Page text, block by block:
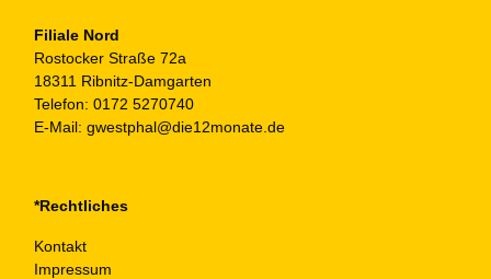
Filiale Nord
Rostocker Straße 72a
18311 Ribnitz-Damgarten
Telefon: 0172 5270740
E-Mail: gwestphal@die12monate.de
*Rechtliches
Kontakt
Impressum